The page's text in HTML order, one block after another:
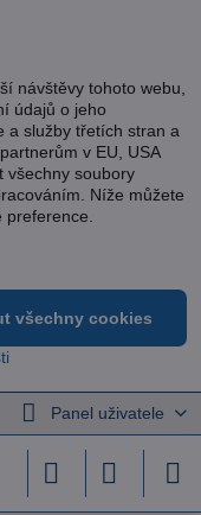
Panel uživatele
návštěvy tohoto webu,
údajů o jeho
a služby třetích stran a
v EU, USA
všechny soubory
Níže můžete
všechny cookies